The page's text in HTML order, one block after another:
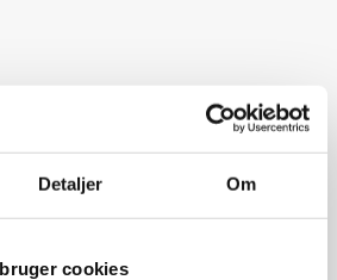
Detaljer Om
cookies